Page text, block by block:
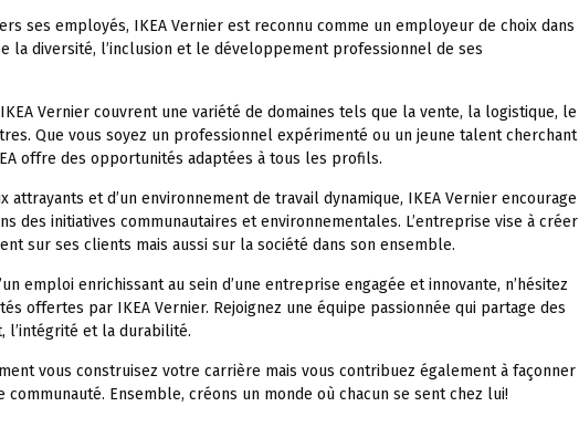
ses employés, IKEA Vernier est reconnu comme un employeur de choix dans
la diversité, l’inclusion et le développement professionnel de ses
Vernier couvrent une variété de domaines tels que la vente, la logistique, le
Que vous soyez un professionnel expérimenté ou un jeune talent cherchant
offre des opportunités adaptées à tous les profils.
attrayants et d’un environnement de travail dynamique, IKEA Vernier encourage
des initiatives communautaires et environnementales. L’entreprise vise à créer
sur ses clients mais aussi sur la société dans son ensemble.
emploi enrichissant au sein d’une entreprise engagée et innovante, n’hésitez
offertes par IKEA Vernier. Rejoignez une équipe passionnée qui partage des
et la durabilité.
vous construisez votre carrière mais vous contribuez également à façonner
Ensemble, créons un monde où chacun se sent chez lui!